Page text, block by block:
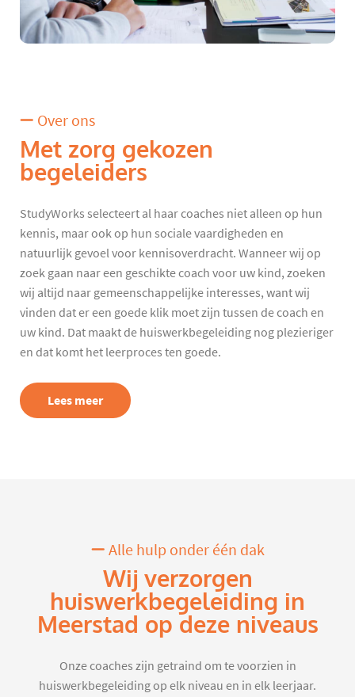
Over ons
Met zorg gekozen
begeleiders
StudyWorks selecteert al haar coaches niet alleen op hun
kennis, maar ook op hun sociale vaardigheden en
natuurlijk gevoel voor kennisoverdracht. Wanneer wij op
zoek gaan naar een geschikte coach voor uw kind, zoeken
wij altijd naar gemeenschappelijke interesses, want wij
vinden dat er een goede klik moet zijn tussen de coach en
uw kind. Dat maakt de huiswerkbegeleiding nog plezieriger
en dat komt het leerproces ten goede.
Lees meer
Alle hulp onder één dak
Wij verzorgen
huiswerkbegeleiding in
Meerstad op deze niveaus
Onze coaches zijn getraind om te voorzien in
huiswerkbegeleiding op elk niveau en in elk leerjaar.